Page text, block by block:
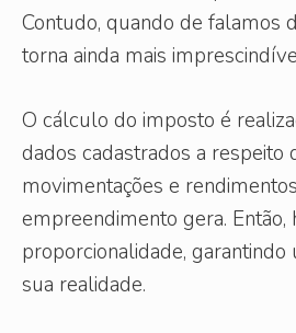
Contudo, quando de falamos
torna ainda mais
O cálculo do imposto é
dados cadastrados a respeito
movimentações e
empreendimento gera. Então,
proporcionalidade, garantindo
sua realidade.